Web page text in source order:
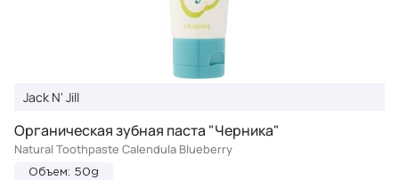
Jack N' Jill
Органическая зубная паста "Черника"
Natural Toothpaste Calendula Blueberry
Объем: 50g